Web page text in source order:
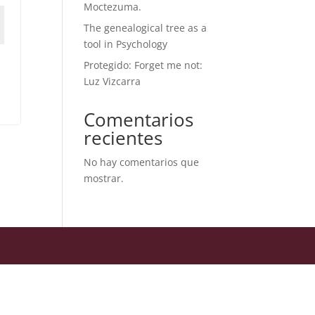
Moctezuma.
The genealogical tree as a
tool in Psychology
Protegido: Forget me not:
Luz Vizcarra
Comentarios
recientes
No hay comentarios que
mostrar.